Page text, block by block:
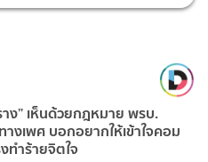
ง” เห็นด้วยกฎหมาย พรบ.
งเพศ บอกอยากให้เข้าใจคอม
ทำร้ายจิตใจ